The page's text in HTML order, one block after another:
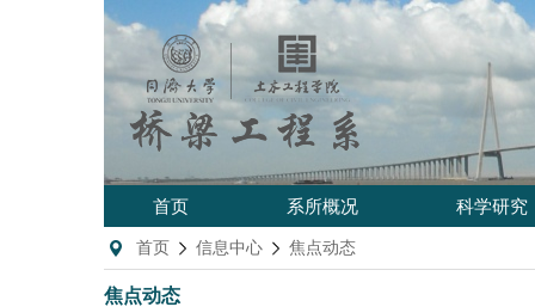
首页 系所概况 科学研究
首页 信息中心 焦点动态
焦点动态